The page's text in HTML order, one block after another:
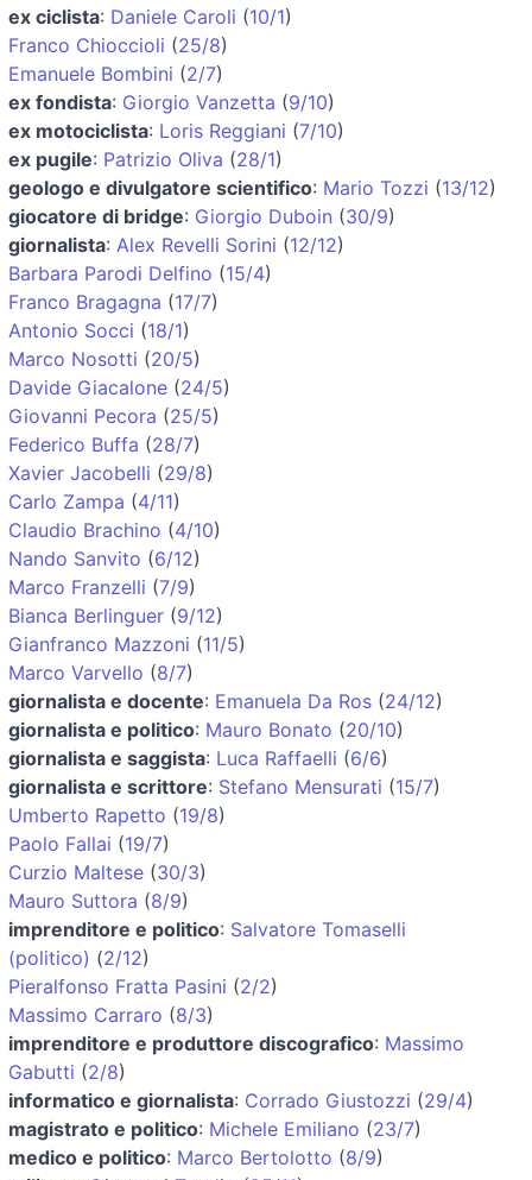
ex ciclista: Daniele Caroli (10/1)
Franco Chioccioli (25/8)
Emanuele Bombini (2/7)
ex fondista: Giorgio Vanzetta (9/10)
ex motociclista: Loris Reggiani (7/10)
ex pugile: Patrizio Oliva (28/1)
geologo e divulgatore scientifico: Mario Tozzi (13/12)
giocatore di bridge: Giorgio Duboin (30/9)
giornalista: Alex Revelli Sorini (12/12)
Barbara Parodi Delfino (15/4)
Franco Bragagna (17/7)
Antonio Socci (18/1)
Marco Nosotti (20/5)
Davide Giacalone (24/5)
Giovanni Pecora (25/5)
Federico Buffa (28/7)
Xavier Jacobelli (29/8)
Carlo Zampa (4/11)
Claudio Brachino (4/10)
Nando Sanvito (6/12)
Marco Franzelli (7/9)
Bianca Berlinguer (9/12)
Gianfranco Mazzoni (11/5)
Marco Varvello (8/7)
giornalista e docente: Emanuela Da Ros (24/12)
giornalista e politico: Mauro Bonato (20/10)
giornalista e saggista: Luca Raffaelli (6/6)
giornalista e scrittore: Stefano Mensurati (15/7)
Umberto Rapetto (19/8)
Paolo Fallai (19/7)
Curzio Maltese (30/3)
Mauro Suttora (8/9)
imprenditore e politico: Salvatore Tomaselli
(politico) (2/12)
Pieralfonso Fratta Pasini (2/2)
Massimo Carraro (8/3)
imprenditore e produttore discografico: Massimo
Gabutti (2/8)
informatico e giornalista: Corrado Giustozzi (29/4)
magistrato e politico: Michele Emiliano (23/7)
medico e politico: Marco Bertolotto (8/9)